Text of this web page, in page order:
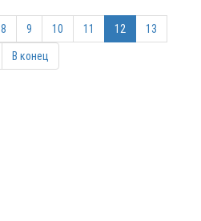
8 9 10 11 12 13
В конец